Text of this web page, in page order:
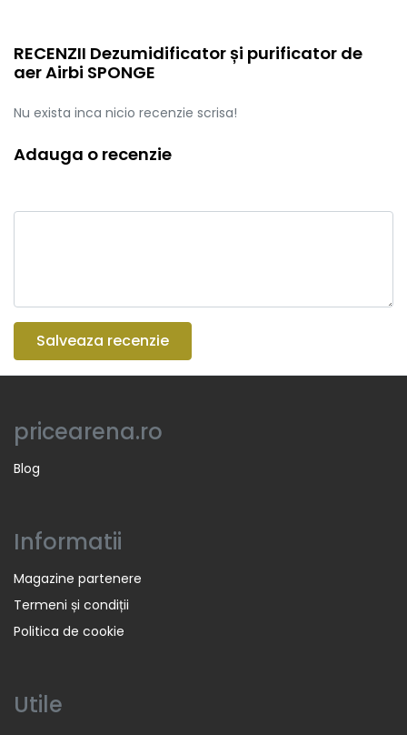
RECENZII Dezumidificator și purificator de
aer Airbi SPONGE
Nu exista inca nicio recenzie scrisa!
Adauga o recenzie
Salveaza recenzie
pricearena.ro
Blog
Informatii
Magazine partenere
Termeni și condiții
Politica de cookie
Utile